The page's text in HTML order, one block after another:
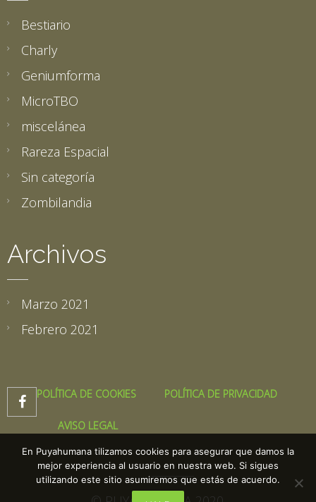
Bestiario
Charly
Geniumforma
MicroTBO
miscelánea
Rareza Espacial
Sin categoría
Zombilandia
Archivos
Marzo 2021
Febrero 2021

POLÍTICA DE COOKIES POLÍTICA DE PRIVACIDAD
AVISO LEGAL
En Puyahumana tilizamos cookies para asegurar que damos la
mejor experiencia al usuario en nuestra web. Si sigues
utilizando este sitio asumiremos que estás de acuerdo.